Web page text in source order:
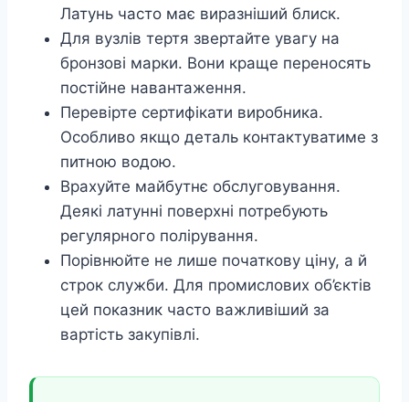
Латунь часто має виразніший блиск.
Для вузлів тертя звертайте увагу на
бронзові марки. Вони краще переносять
постійне навантаження.
Перевірте сертифікати виробника.
Особливо якщо деталь контактуватиме з
питною водою.
Врахуйте майбутнє обслуговування.
Деякі латунні поверхні потребують
регулярного полірування.
Порівнюйте не лише початкову ціну, а й
строк служби. Для промислових об’єктів
цей показник часто важливіший за
вартість закупівлі.